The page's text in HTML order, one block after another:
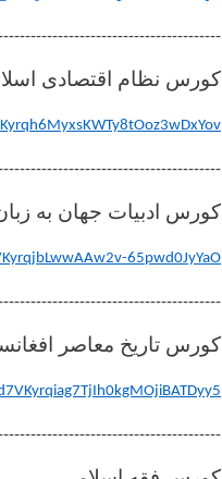
کورس نظام اقتصادی
کورس ادبیات جهان به
65pwd0JyYaO
کورس تاریخ معاصر